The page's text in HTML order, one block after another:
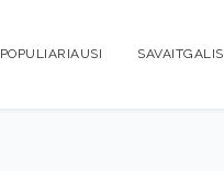
POPULIARIAUSI SAVAITGALIS